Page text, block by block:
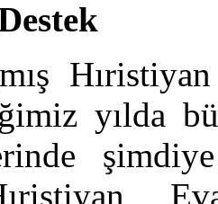
yılda